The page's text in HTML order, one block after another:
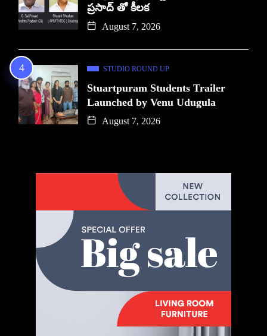
ప్రసాద్ తో కీలక
August 7, 2026
STUDIO ROUND UP
Stuartpuram Students Trailer
Launched by Venu Udugula
August 7, 2026